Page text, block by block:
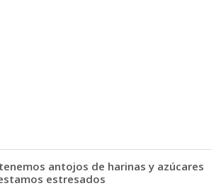
antojos de harinas y azúcares
estresados